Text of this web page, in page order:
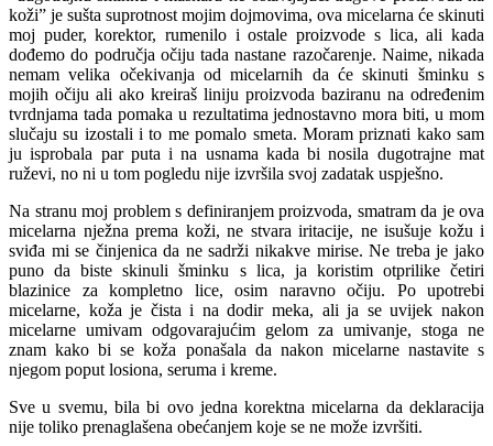
koži” je sušta suprotnost mojim dojmovima, ova micelarna će skinuti
moj puder, korektor, rumenilo i ostale proizvode s lica, ali kada
dođemo do područja očiju tada nastane razočarenje. Naime, nikada
nemam velika očekivanja od micelarnih da će skinuti šminku s
mojih očiju ali ako kreiraš liniju proizvoda baziranu na određenim
tvrdnjama tada pomaka u rezultatima jednostavno mora biti, u mom
slučaju su izostali i to me pomalo smeta. Moram priznati kako sam
ju isprobala par puta i na usnama kada bi nosila dugotrajne mat
ruževi, no ni u tom pogledu nije izvršila svoj zadatak uspješno.
Na stranu moj problem s definiranjem proizvoda, smatram da je ova
micelarna nježna prema koži, ne stvara iritacije, ne isušuje kožu i
sviđa mi se činjenica da ne sadrži nikakve mirise. Ne treba je jako
puno da biste skinuli šminku s lica, ja koristim otprilike četiri
blazinice za kompletno lice, osim naravno očiju. Po upotrebi
micelarne, koža je čista i na dodir meka, ali ja se uvijek nakon
micelarne umivam odgovarajućim gelom za umivanje, stoga ne
znam kako bi se koža ponašala da nakon micelarne nastavite s
njegom poput losiona, seruma i kreme.
Sve u svemu, bila bi ovo jedna korektna micelarna da deklaracija
nije toliko prenaglašena obećanjem koje se ne može izvršiti.